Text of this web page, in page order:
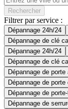
Rechercher
Filtrer par service :
Dépannage 24h/24
Dépannage de clé
Dépannage 24h/24
Dépannage de clé
Dépannage de
Dépannage de porte
Dépannage de
Dépannage de